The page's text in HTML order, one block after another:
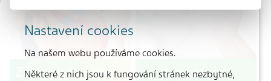
Základy tejpování Hojení ran
Nastavení cookies
Na našem webu používáme cookies.
Některé z nich jsou k fungování stránek nezbytné,